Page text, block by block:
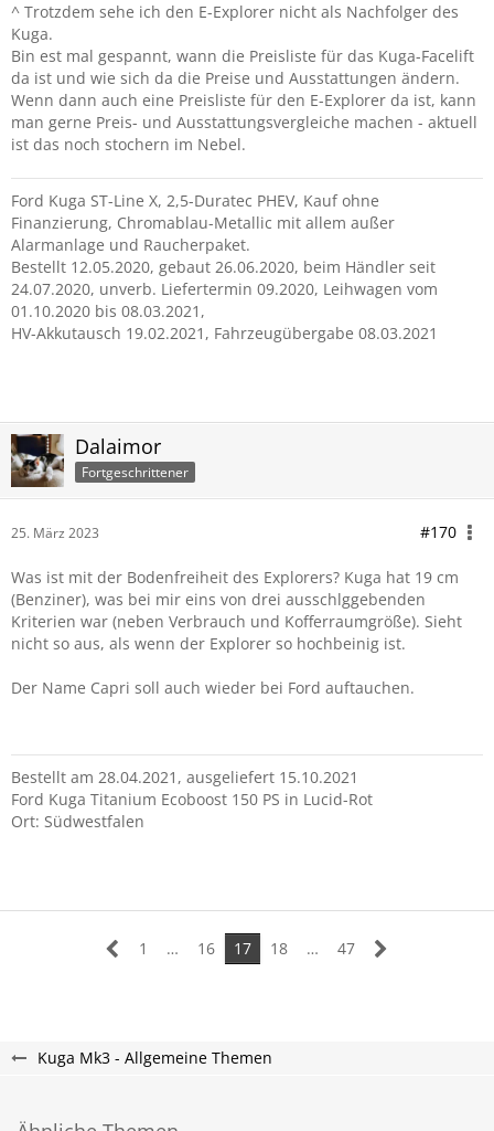
^ Trotzdem sehe ich den E-Explorer nicht als Nachfolger des
Kuga.
Bin est mal gespannt, wann die Preisliste für das Kuga-Facelift
da ist und wie sich da die Preise und Ausstattungen ändern.
Wenn dann auch eine Preisliste für den E-Explorer da ist, kann
man gerne Preis- und Ausstattungsvergleiche machen - aktuell
ist das noch stochern im Nebel.
Ford Kuga ST-Line X, 2,5-Duratec PHEV, Kauf ohne
Finanzierung, Chromablau-Metallic mit allem außer
Alarmanlage und Raucherpaket.
Bestellt 12.05.2020, gebaut 26.06.2020, beim Händler seit
24.07.2020, unverb. Liefertermin 09.2020, Leihwagen vom
01.10.2020 bis 08.03.2021,
HV-Akkutausch 19.02.2021, Fahrzeugübergabe 08.03.2021
Dalaimor
Fortgeschrittener
25. März 2023 #170
Was ist mit der Bodenfreiheit des Explorers? Kuga hat 19 cm
(Benziner), was bei mir eins von drei ausschlggebenden
Kriterien war (neben Verbrauch und Kofferraumgröße). Sieht
nicht so aus, als wenn der Explorer so hochbeinig ist.
Der Name Capri soll auch wieder bei Ford auftauchen.
Bestellt am 28.04.2021, ausgeliefert 15.10.2021
Ford Kuga Titanium Ecoboost 150 PS in Lucid-Rot
Ort: Südwestfalen
1 … 16 17 18 … 47
Kuga Mk3 - Allgemeine Themen